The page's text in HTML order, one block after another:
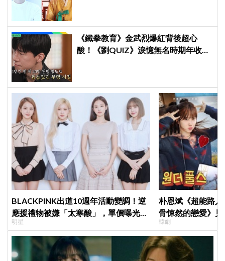
《鐵拳教育》金武烈爆紅背後超心
酸！《劉QUIZ》淚憶無名時期年收低
BLACKPINK出道10週年活動變調！逆
應援禮物被嫌「太寒酸」，單價曝光引
群嘲
明星
朴恩斌《超能路
骨悚然的戀愛》
演技獲讚「信看演
韓劇